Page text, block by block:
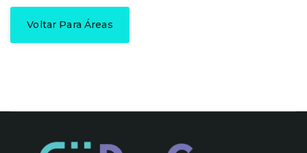
Voltar Para Áreas